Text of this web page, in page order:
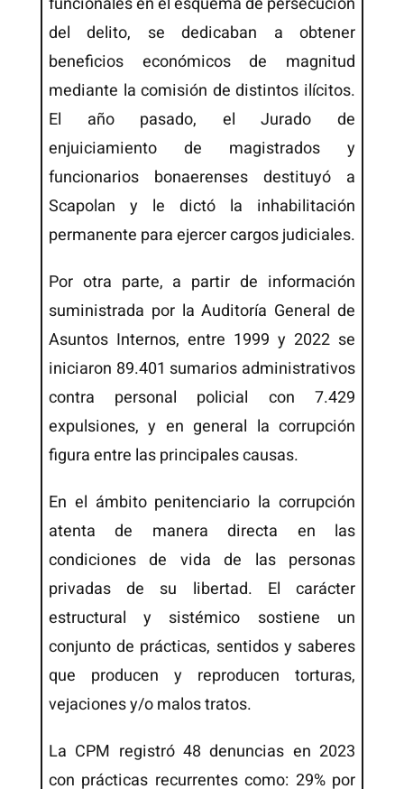
del delito, se dedicaban a obtener
beneficios económicos de magnitud
mediante la comisión de distintos ilícitos.
El año pasado, el Jurado de
enjuiciamiento de magistrados y
funcionarios bonaerenses destituyó a
Scapolan y le dictó la inhabilitación
permanente para ejercer cargos judiciales.
Por otra parte, a partir de información
suministrada por la Auditoría General de
Asuntos Internos, entre 1999 y 2022 se
iniciaron 89.401 sumarios administrativos
contra personal policial con 7.429
expulsiones, y en general la corrupción
figura entre las principales causas.
En el ámbito penitenciario la corrupción
atenta de manera directa en las
condiciones de vida de las personas
privadas de su libertad. El carácter
estructural y sistémico sostiene un
conjunto de prácticas, sentidos y saberes
que producen y reproducen torturas,
vejaciones y/o malos tratos.
La CPM registró 48 denuncias en 2023
con prácticas recurrentes como: 29% por